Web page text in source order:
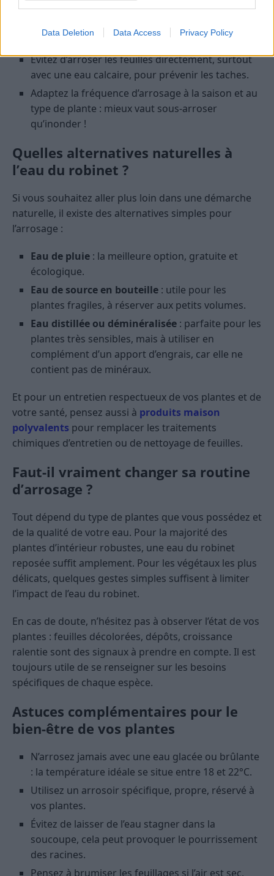
Data Deletion Data Access Privacy Policy
Rempotez vos plantes tous les 1 à 2 ans pour
renouveler le terreau et éliminer les excès de
Évitez d’arroser les feuilles directement, surtout
avec une eau calcaire, pour prévenir les taches.
Adaptez la fréquence d’arrosage à la saison et au
type de plante : mieux vaut sous-arroser
qu’inonder !
Quelles alternatives naturelles à
l’eau du robinet ?
Si vous souhaitez aller plus loin dans une démarche
naturelle, il existe des alternatives simples pour
l’arrosage :
Eau de pluie : la meilleure option, gratuite et
écologique.
Eau de source en bouteille : utile pour les
plantes fragiles, à réserver aux petits volumes.
Eau distillée ou déminéralisée : parfaite pour les
plantes très sensibles, mais à utiliser en
complément d’un apport d’engrais, car elle ne
contient pas de minéraux.
Et pour un entretien respectueux de vos plantes et de
votre santé, pensez aussi à produits maison
polyvalents pour remplacer les traitements
chimiques d’entretien ou de nettoyage de feuilles.
Faut-il vraiment changer sa routine
d’arrosage ?
Tout dépend du type de plantes que vous possédez et
de la qualité de votre eau. Pour la majorité des
plantes d’intérieur robustes, une eau du robinet
reposée suffit amplement. Pour les végétaux les plus
délicats, quelques gestes simples suffisent à limiter
l’impact de l’eau du robinet.
En cas de doute, n’hésitez pas à observer l’état de vos
plantes : feuilles décolorées, dépôts, croissance
ralentie sont des signaux à prendre en compte. Il est
toujours utile de se renseigner sur les besoins
spécifiques de chaque espèce.
Astuces complémentaires pour le
bien-être de vos plantes
N’arrosez jamais avec une eau glacée ou brûlante
: la température idéale se situe entre 18 et 22°C.
Utilisez un arrosoir spécifique, propre, réservé à
vos plantes.
Évitez de laisser de l’eau stagner dans la
soucoupe, cela peut provoquer le pourrissement
des racines.
Pensez à brumiser les feuillages si l’air est sec,